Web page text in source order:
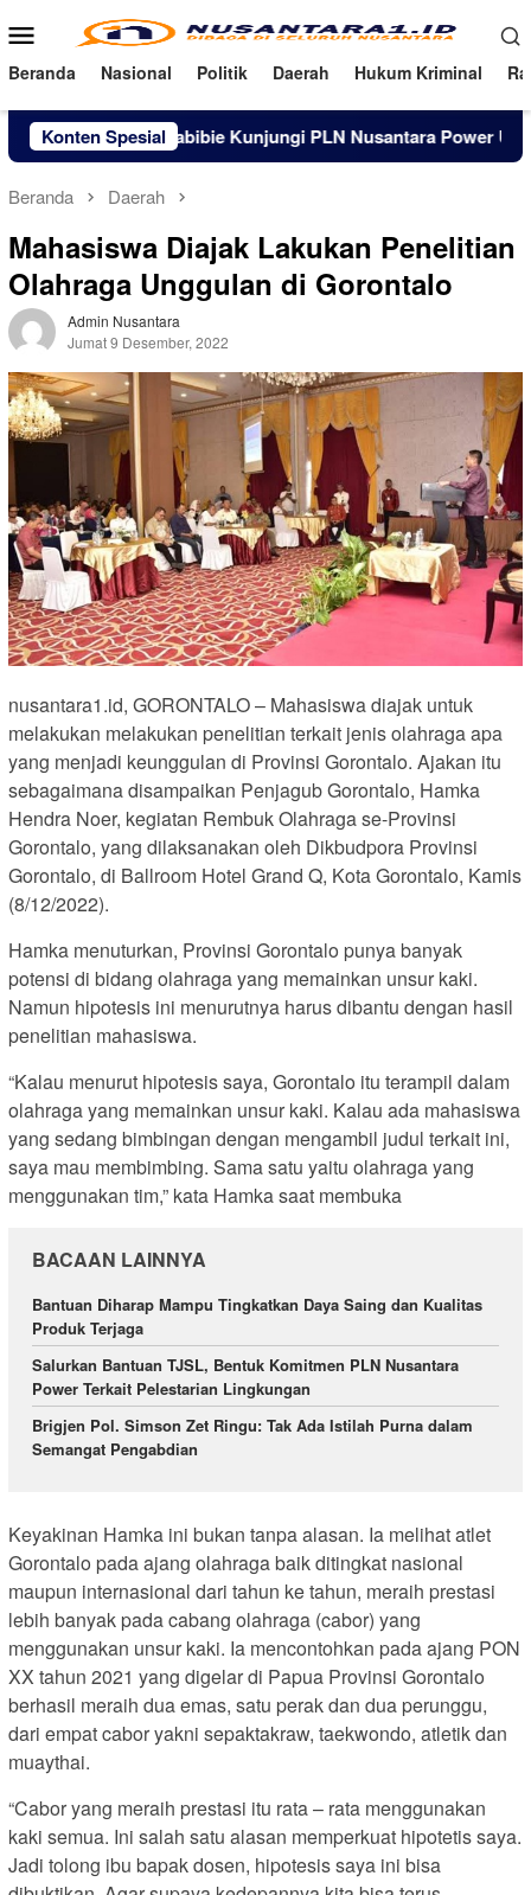
ke
konten
Menu
Mobile
Beranda Nasional Politik Daerah Hukum Kriminal
Konten Spesial
Rusli Habibie Kunjungi PLN Nusantara Power UP
Beranda Daerah
Mahasiswa Diajak Lakukan Penelitian
Olahraga Unggulan di Gorontalo
Admin Nusantara
Jumat 9 Desember, 2022
nusantara1.id, GORONTALO – Mahasiswa diajak untuk
melakukan melakukan penelitian terkait jenis olahraga apa
yang menjadi keunggulan di Provinsi Gorontalo. Ajakan itu
sebagaimana disampaikan Penjagub Gorontalo, Hamka
Hendra Noer, kegiatan Rembuk Olahraga se-Provinsi
Gorontalo, yang dilaksanakan oleh Dikbudpora Provinsi
Gorontalo, di Ballroom Hotel Grand Q, Kota Gorontalo, Kamis
(8/12/2022).
Hamka menuturkan, Provinsi Gorontalo punya banyak
potensi di bidang olahraga yang memainkan unsur kaki.
Namun hipotesis ini menurutnya harus dibantu dengan hasil
penelitian mahasiswa.
“Kalau menurut hipotesis saya, Gorontalo itu terampil dalam
olahraga yang memainkan unsur kaki. Kalau ada mahasiswa
yang sedang bimbingan dengan mengambil judul terkait ini,
saya mau membimbing. Sama satu yaitu olahraga yang
menggunakan tim,” kata Hamka saat membuka
BACAAN LAINNYA
Bantuan Diharap Mampu Tingkatkan Daya Saing dan Kualitas
Produk Terjaga
Salurkan Bantuan TJSL, Bentuk Komitmen PLN Nusantara
Power Terkait Pelestarian Lingkungan
Brigjen Pol. Simson Zet Ringu: Tak Ada Istilah Purna dalam
Semangat Pengabdian
Keyakinan Hamka ini bukan tanpa alasan. Ia melihat atlet
Gorontalo pada ajang olahraga baik ditingkat nasional
maupun internasional dari tahun ke tahun, meraih prestasi
lebih banyak pada cabang olahraga (cabor) yang
menggunakan unsur kaki. Ia mencontohkan pada ajang PON
XX tahun 2021 yang digelar di Papua Provinsi Gorontalo
berhasil meraih dua emas, satu perak dan dua perunggu,
dari empat cabor yakni sepaktakraw, taekwondo, atletik dan
muaythai.
“Cabor yang meraih prestasi itu rata – rata menggunakan
kaki semua. Ini salah satu alasan memperkuat hipotetis saya.
Jadi tolong ibu bapak dosen, hipotesis saya ini bisa